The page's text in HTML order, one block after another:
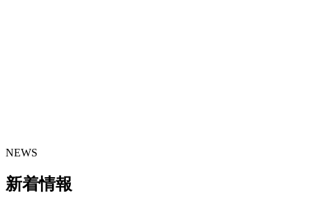
NEWS
新着情報